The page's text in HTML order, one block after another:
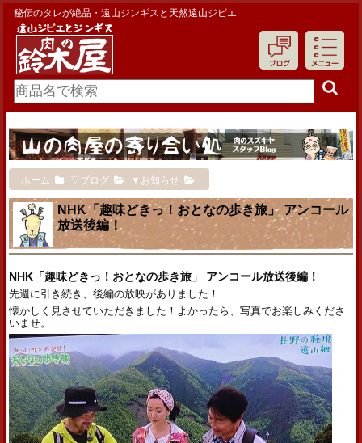
秘伝のタレが絶品・遠山ジンギスと天然遠山ジビエ
ホーム ▽ブログ ▼お知らせ
NHK「趣味どきっ！おとなの歩き旅」 アンコール
放送後編！
NHK「趣味どきっ！おとなの歩き旅」 アンコール放送後編！
先週に引き続き、後編の放映がありました！
懐かしく見させていただきました！よかったら、写真でお楽しみくださ
いませ。